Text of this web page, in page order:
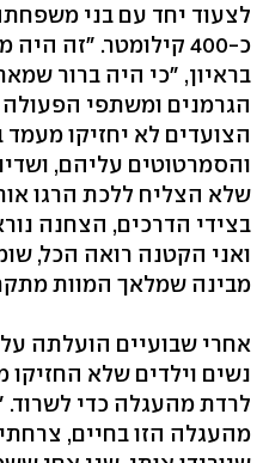
לצעוד יחד עם בני
כ-400 קילומטר. "זה
בראיון, "כי היה ברור
הגרמנים ומשתפי
הצועדים לא יחזיקו
והסמרטוטים עליהם,
שלא הצליח ללכת הרגו
בצידי הדרכים, הצחנה
ואני הקטנה רואה הכל,
מבינה שמלאך המוות
אחרי שבועיים הועלתה
נשים וילדים שלא
לרדת מהעגלה כדי
מהעגלה הזו בחיים,